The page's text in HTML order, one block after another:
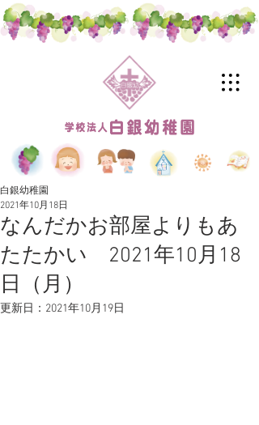
なんだかお部屋よりもあ
たたかい 2021年10月18
日（月）
白銀幼稚園
2021年10月18日
更新日： 2021年10月19日